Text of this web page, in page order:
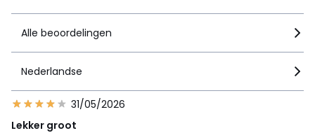
Alle beoordelingen
Nederlandse
31/05/2026
Lekker groot